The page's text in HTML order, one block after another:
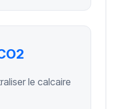
le calcaire